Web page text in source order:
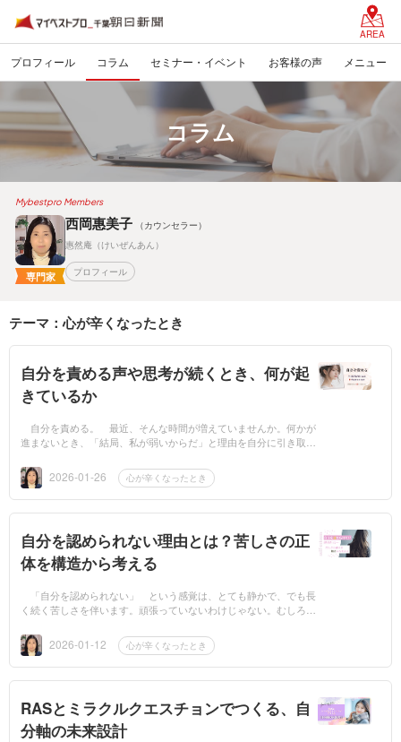
AREA
プロフィール コラム セミナー・イベント お客様の声 メニュー
コラム
Mybestpro Members
専門家
西岡惠美子
（カウンセラー）
惠然庵（けいぜんあん）
プロフィール
テーマ：心が辛くなったとき
自分を責める声や思考が続くとき、何が起
きているか
自分を責める。 最近、そんな時間が増えていませんか。何かが
進まないとき、「結局、私が弱いからだ」と理由を自分に引き取っ
に、それでも...
2026-01-26 心が辛くなったとき
自分を認められない理由とは？苦しさの正
体を構造から考える
「自分を認められない」 という感覚は、とても静かで、でも長
く続く苦しさを伴います。頑張っていないわけじゃない。むしろ疲
「これでいい...
2026-01-12 心が辛くなったとき
RASとミラクルクエスチョンでつくる、自
分軸の未来設計